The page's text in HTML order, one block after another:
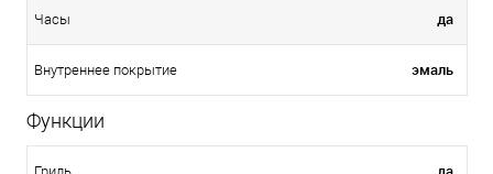
Часы да
Внутреннее покрытие эмаль
Функции